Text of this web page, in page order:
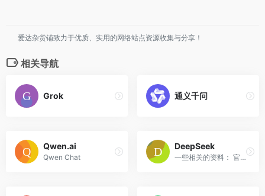
爱达杂货铺致力于优质、实用的网络站点资源收集与分享！
相关导航
Grok 通义千问
Qwen.ai
Qwen Chat
DeepSeek
一些相关的资料： 官方提...